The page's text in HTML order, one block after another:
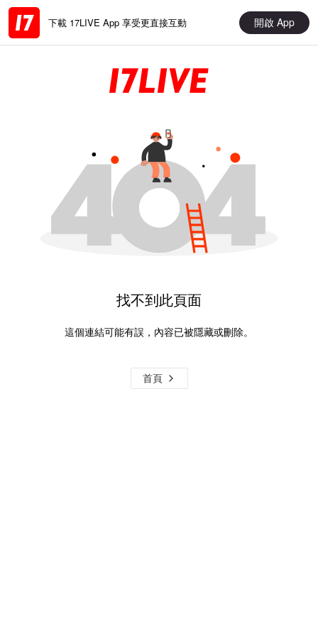
下載 17LIVE App 享受更直接互動 開啟 App
找不到此頁面
這個連結可能有誤，內容已被隱藏或刪除。
首頁